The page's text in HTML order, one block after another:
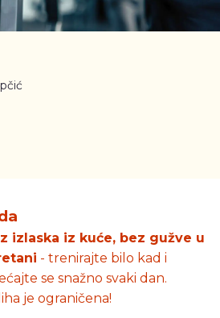
izlaska iz kuće, bez gužve u
- trenirajte bilo kad i
se snažno svaki dan.
je ograničena!